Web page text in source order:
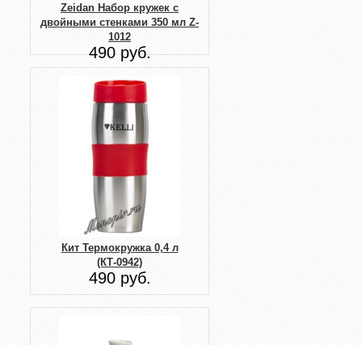
Zeidan Набор кружек с
двойными стенками 350 мл Z-
1012
490 руб.
Кит Термокружка 0,4 л
(КТ-0942)
490 руб.